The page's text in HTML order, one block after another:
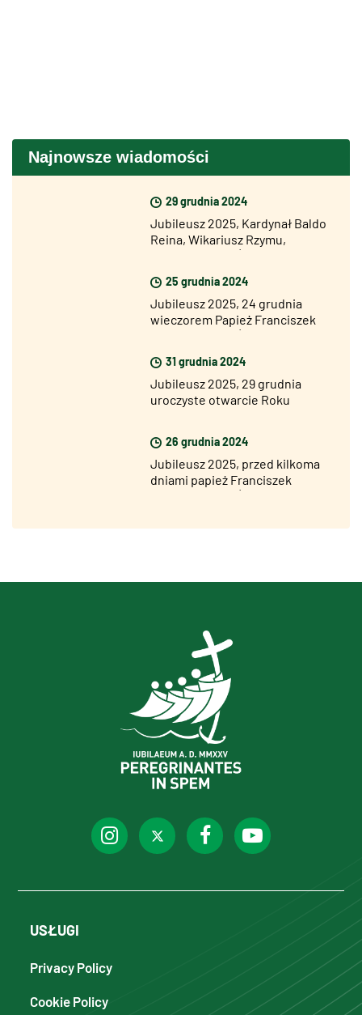
Najnowsze wiadomości
29 grudnia 2024
Jubileusz 2025, Kardynał Baldo
Reina, Wikariusz Rzymu,
otworzył Drzwi Święte Bazyliki
25 grudnia 2024
Jubileusz 2025, 24 grudnia
wieczorem Papież Franciszek
otworzył Drzwi Święte Bazyliki
31 grudnia 2024
Jubileusz 2025, 29 grudnia
uroczyste otwarcie Roku
26 grudnia 2024
Jubileusz 2025, przed kilkoma
dniami papież Franciszek
otworzył Drzwi Święte w
USŁUGI
Privacy Policy
Cookie Policy